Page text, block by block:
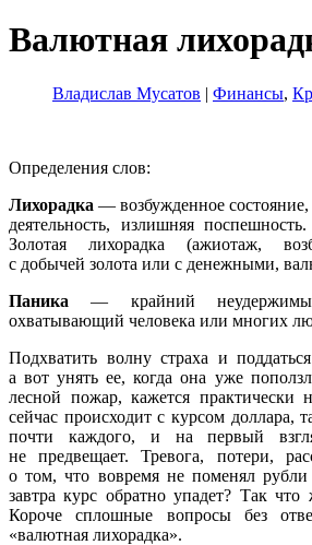
Валютная
Владислав Мусатов | Финансы,
Определения слов:
Лихорадка — возбужденное состояние,
деятельность, излишняя
Золотая лихорадка (ажиотаж,
с добычей золота или с денежными,
Паника— крайний
охватывающий человека или многих
Подхватить волну страха и
а вот унять ее, когда она уже
лесной пожар, кажется практически
сейчас происходит с курсом доллара,
почти каждого, и на первый
не предвещает. Тревога, потери,
о том, что вовремя не поменял
завтра курс обратно упадет? Так
Короче сплошные вопросы без
«валютная лихорадка».